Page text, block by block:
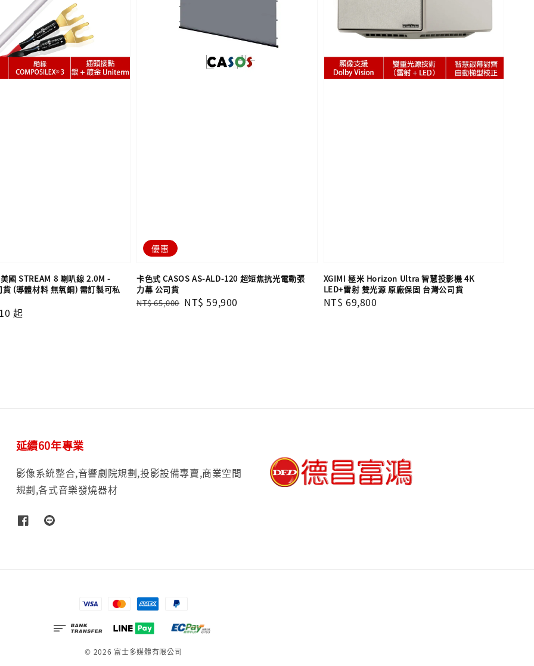
國 STREAM 8 喇叭線 2.0M -
(導體材料 無氧銅) 需訂製可私
起
優惠
卡色式 CASOS AS-ALD-120 超短焦抗光電動張
力幕 公司貨
Regular
NT$ 65,000 Sale
NT$ 59,900
XGIMI 極米 Horizon Ultra 智慧投影機 4K
LED+雷射 雙光源 原廠保固 台灣公司貨
Regular
NT$ 69,800
延續60年專業
影像系統整合,音響劇院規劃,投影設備專賣,商業空間
規劃,各式音樂發燒器材
© 2026 富士多媒體有限公司